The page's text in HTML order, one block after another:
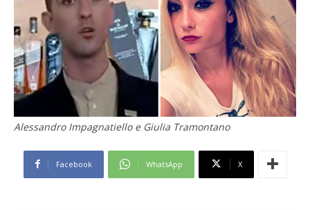
Alessandro Impagnatiello e Giulia Tramontano
Facebook WhatsApp X